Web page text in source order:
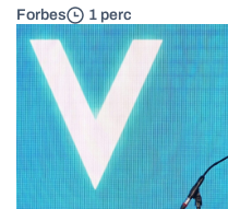
Forbes 1 perc